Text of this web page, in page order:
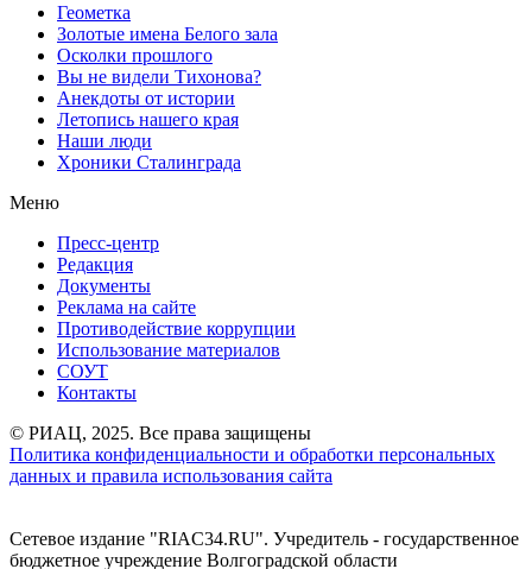
Геометка
Золотые имена Белого зала
Осколки прошлого
Вы не видели Тихонова?
Анекдоты от истории
Летопись нашего края
Наши люди
Хроники Сталинграда
Меню
Пресс-центр
Редакция
Документы
Реклама на сайте
Противодействие коррупции
Использование материалов
СОУТ
Контакты
© РИАЦ, 2025. Все права защищены
Политика конфиденциальности и обработки персональных
данных и правила использования сайта
Сетевое издание "RIAC34.RU". Учредитель - государственное
бюджетное учреждение Волгоградской области